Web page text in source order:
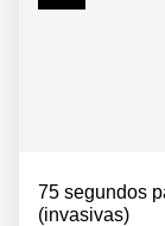
75 segundos
(invasivas)